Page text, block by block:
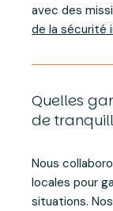
avec des
de la sécurité
Quelles
de
Nous
locales pour
situations.